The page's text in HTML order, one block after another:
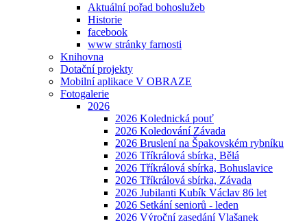
Aktuální pořad bohoslužeb
Historie
facebook
www stránky farnosti
Knihovna
Dotační projekty
Mobilní aplikace V OBRAZE
Fotogalerie
2026
2026 Kolednická pouť
2026 Koledování Závada
2026 Bruslení na Špakovském rybníku
2026 Tříkrálová sbírka, Bělá
2026 Tříkrálová sbírka, Bohuslavice
2026 Tříkrálová sbírka, Závada
2026 Jubilanti Kubík Václav 86 let
2026 Setkání seniorů - leden
2026 Výroční zasedání Vlašanek